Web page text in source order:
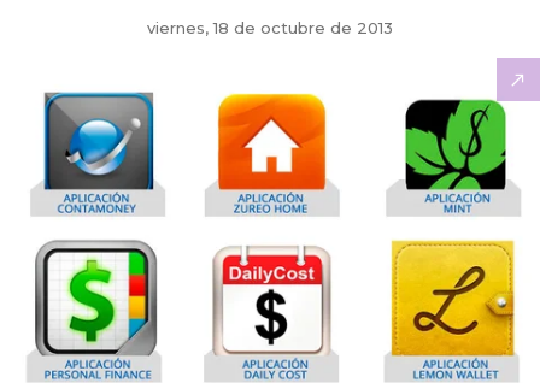
viernes, 18 de octubre de 2013